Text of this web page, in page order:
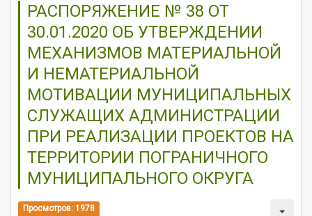
РАСПОРЯЖЕНИЕ № 38 ОТ
30.01.2020 ОБ УТВЕРЖДЕНИИ
МЕХАНИЗМОВ МАТЕРИАЛЬНОЙ
И НЕМАТЕРИАЛЬНОЙ
МОТИВАЦИИ МУНИЦИПАЛЬНЫХ
СЛУЖАЩИХ АДМИНИСТРАЦИИ
ПРИ РЕАЛИЗАЦИИ ПРОЕКТОВ НА
ТЕРРИТОРИИ ПОГРАНИЧНОГО
МУНИЦИПАЛЬНОГО ОКРУГА
Просмотров: 1978